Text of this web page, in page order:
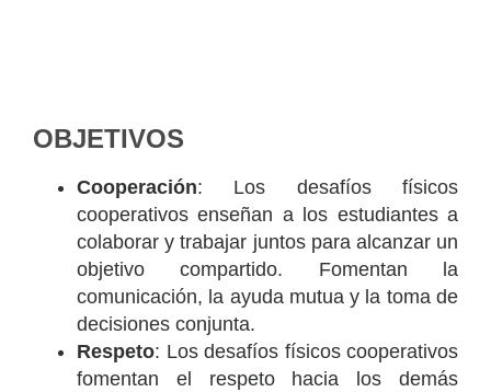
OBJETIVOS
Cooperación: Los desafíos físicos
cooperativos enseñan a los estudiantes a
colaborar y trabajar juntos para alcanzar un
objetivo compartido. Fomentan la
comunicación, la ayuda mutua y la toma de
decisiones conjunta.
Respeto: Los desafíos físicos cooperativos
fomentan el respeto hacia los demás